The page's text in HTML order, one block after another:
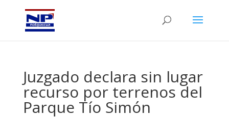
Juzgado declara sin lugar
recurso por terrenos del
Parque Tío Simón